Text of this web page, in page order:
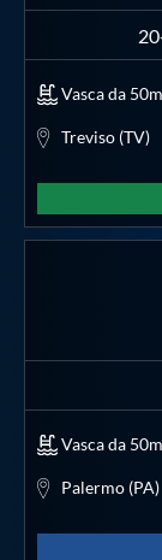
Vasca da 50m
Treviso (TV)
Vasca da 50m
Palermo (PA)